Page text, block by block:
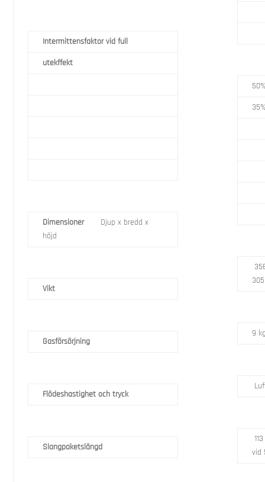
Intermittensfaktor vid full
utekffekt
Dimensioner
Djup x bredd x
höjd
Vikt
Gasförsörjning
Flödeshastighet och tryck
Slangpaketslängd
9
vid